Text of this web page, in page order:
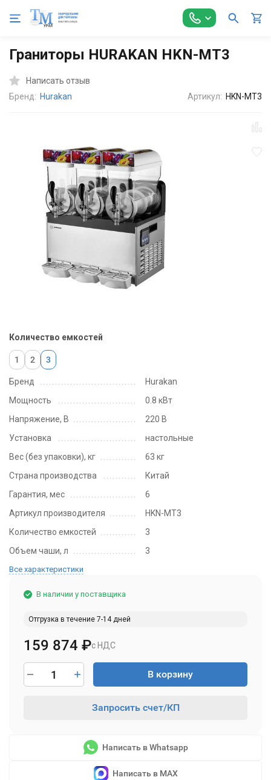
Главная По типу предприятия Кофейни Барное
Граниторы HURAKAN HKN-MT3
Написать отзыв
Бренд: Hurakan Артикул: HKN-MT3
Бренд
Hurakan
Мощность
0.8 кВт
Напряжение, В
220 В
Установка
настольные
Вес (без упаковки), кг
63 кг
Страна производства
Китай
Гарантия, мес
6
Артикул производителя
HKN-MT3
Количество емкостей
3
Объем чаши, л
3
Все характеристики
Количество емкостей
1 2 3
В наличии у поставщика
Отгрузка в течение 7-14 дней
с НДС
159 874 ₽
В корзину
Запросить счет/КП
Написать в Whatsapp
Написать в MAX